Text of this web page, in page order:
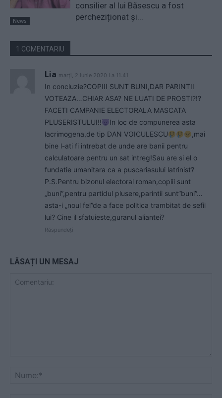
News
consilier al lui Băsescu a fost
percheziționat și...
1 COMENTARIU
Lia marți, 2 iunie 2020 La 11.41
In concluzie?COPIII SUNT BUNI,DAR PARINTII
VOTEAZA…CHIAR ASA? NE LUATI DE PROSTI?!?
FACETI CAMPANIE ELECTORALA MASCATA
PLUSERISTULUI!!
In loc de compunerea asta
lacrimogena,de tip DAN VOICULESCU
,mai
bine l-ati fi intrebat de unde are banii pentru
calculatoare pentru un sat intreg!Sau are si el o
fundatie umanitara ca a puscariasului latrinist?
P.S.Pentru bizonul electoral roman,copiii sunt
„buni”,pentru partidul plusere,parintii sunt”buni”…
asta-i „noul fel”de a face politica trambitat de sefii
lui? Cine il sfatuieste,guranul aliantei?
Răspundeți
LĂSAȚI UN MESAJ